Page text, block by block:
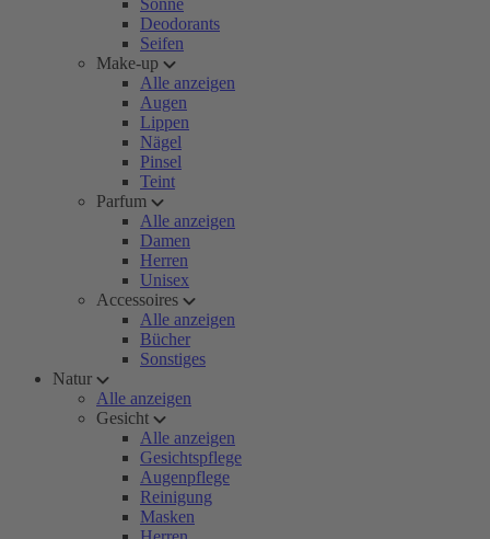
Sonne
Deodorants
Seifen
Make-up
Alle anzeigen
Augen
Lippen
Nägel
Pinsel
Teint
Parfum
Alle anzeigen
Damen
Herren
Unisex
Accessoires
Alle anzeigen
Bücher
Sonstiges
Natur
Alle anzeigen
Gesicht
Alle anzeigen
Gesichtspflege
Augenpflege
Reinigung
Masken